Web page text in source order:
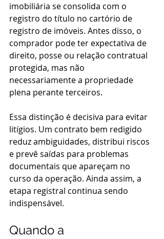
imobiliária se consolida com o
registro do título no cartório de
registro de imóveis. Antes disso, o
comprador pode ter expectativa de
direito, posse ou relação contratual
protegida, mas não
necessariamente a propriedade
plena perante terceiros.
Essa distinção é decisiva para evitar
litígios. Um contrato bem redigido
reduz ambiguidades, distribui riscos
e prevê saídas para problemas
documentais que apareçam no
curso da operação. Ainda assim, a
etapa registral continua sendo
indispensável.
Quando a